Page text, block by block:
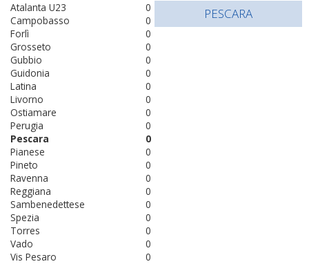
0
Atalanta U23
0
Campobasso
0
Forlì
0
Grosseto
0
Gubbio
0
Guidonia
0
Latina
0
Livorno
0
Ostiamare
0
Perugia
0
Pescara
0
Pianese
0
Pineto
0
Ravenna
0
Reggiana
0
Sambenedettese
0
Spezia
0
Torres
0
Vado
0
Vis Pesaro
PESCARA